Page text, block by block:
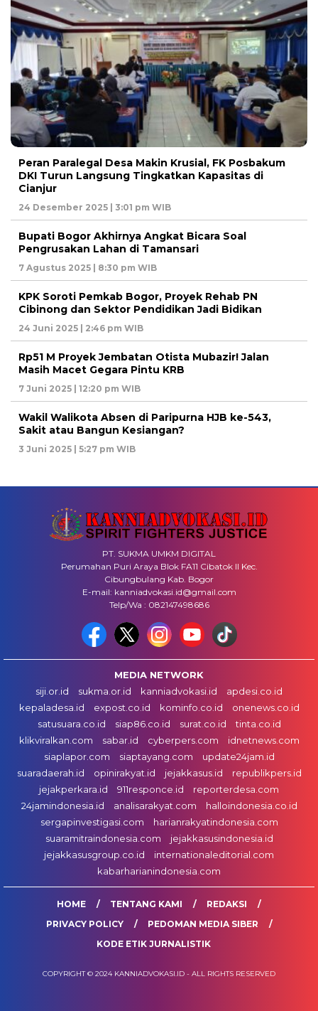
Peran Paralegal Desa Makin Krusial, FK Posbakum
DKI Turun Langsung Tingkatkan Kapasitas di
Cianjur
24 Desember 2025 | 3:01 pm WIB
Bupati Bogor Akhirnya Angkat Bicara Soal
Pengrusakan Lahan di Tamansari
7 Agustus 2025 | 8:30 pm WIB
KPK Soroti Pemkab Bogor, Proyek Rehab PN
Cibinong dan Sektor Pendidikan Jadi Bidikan
24 Juni 2025 | 2:46 pm WIB
Rp51 M Proyek Jembatan Otista Mubazir! Jalan
Masih Macet Gegara Pintu KRB
7 Juni 2025 | 12:20 pm WIB
Wakil Walikota Absen di Paripurna HJB ke-543,
Sakit atau Bangun Kesiangan?
3 Juni 2025 | 5:27 pm WIB
PT. SUKMA UMKM DIGITAL
Perumahan Puri Araya Blok FA11 Cibatok II Kec.
Cibungbulang Kab. Bogor
E-mail: kanniadvokasi.id@gmail.com
Telp/Wa : 082147498686
MEDIA NETWORK
siji.or.id
sukma.or.id kanniadvokasi.id
apdesi.co.id
kepaladesa.id
expost.co.id kominfo.co.id
onenews.co.id
satusuara.co.id
siap86.co.id surat.co.id
tinta.co.id
klikviralkan.com
sabar.id cyberpers.com
idnetnews.com
siaplapor.com
siaptayang.com
update24jam.id
suaradaerah.id
opinirakyat.id jejakkasus.id
republikpers.id
jejakperkara.id
911responce.id
reporterdesa.com
24jamindonesia.id
analisarakyat.com
halloindonesia.co.id
sergapinvestigasi.com
harianrakyatindonesia.com
suaramitraindonesia.com
jejakkasusindonesia.id
jejakkasusgroup.co.id
internationaleditorial.com
kabarharianindonesia.com
HOME TENTANG KAMI
REDAKSI
PRIVACY POLICY
PEDOMAN MEDIA SIBER
KODE ETIK JURNALISTIK
COPYRIGHT © 2024 KANNIADVOKASI.ID - ALL RIGHTS RESERVED